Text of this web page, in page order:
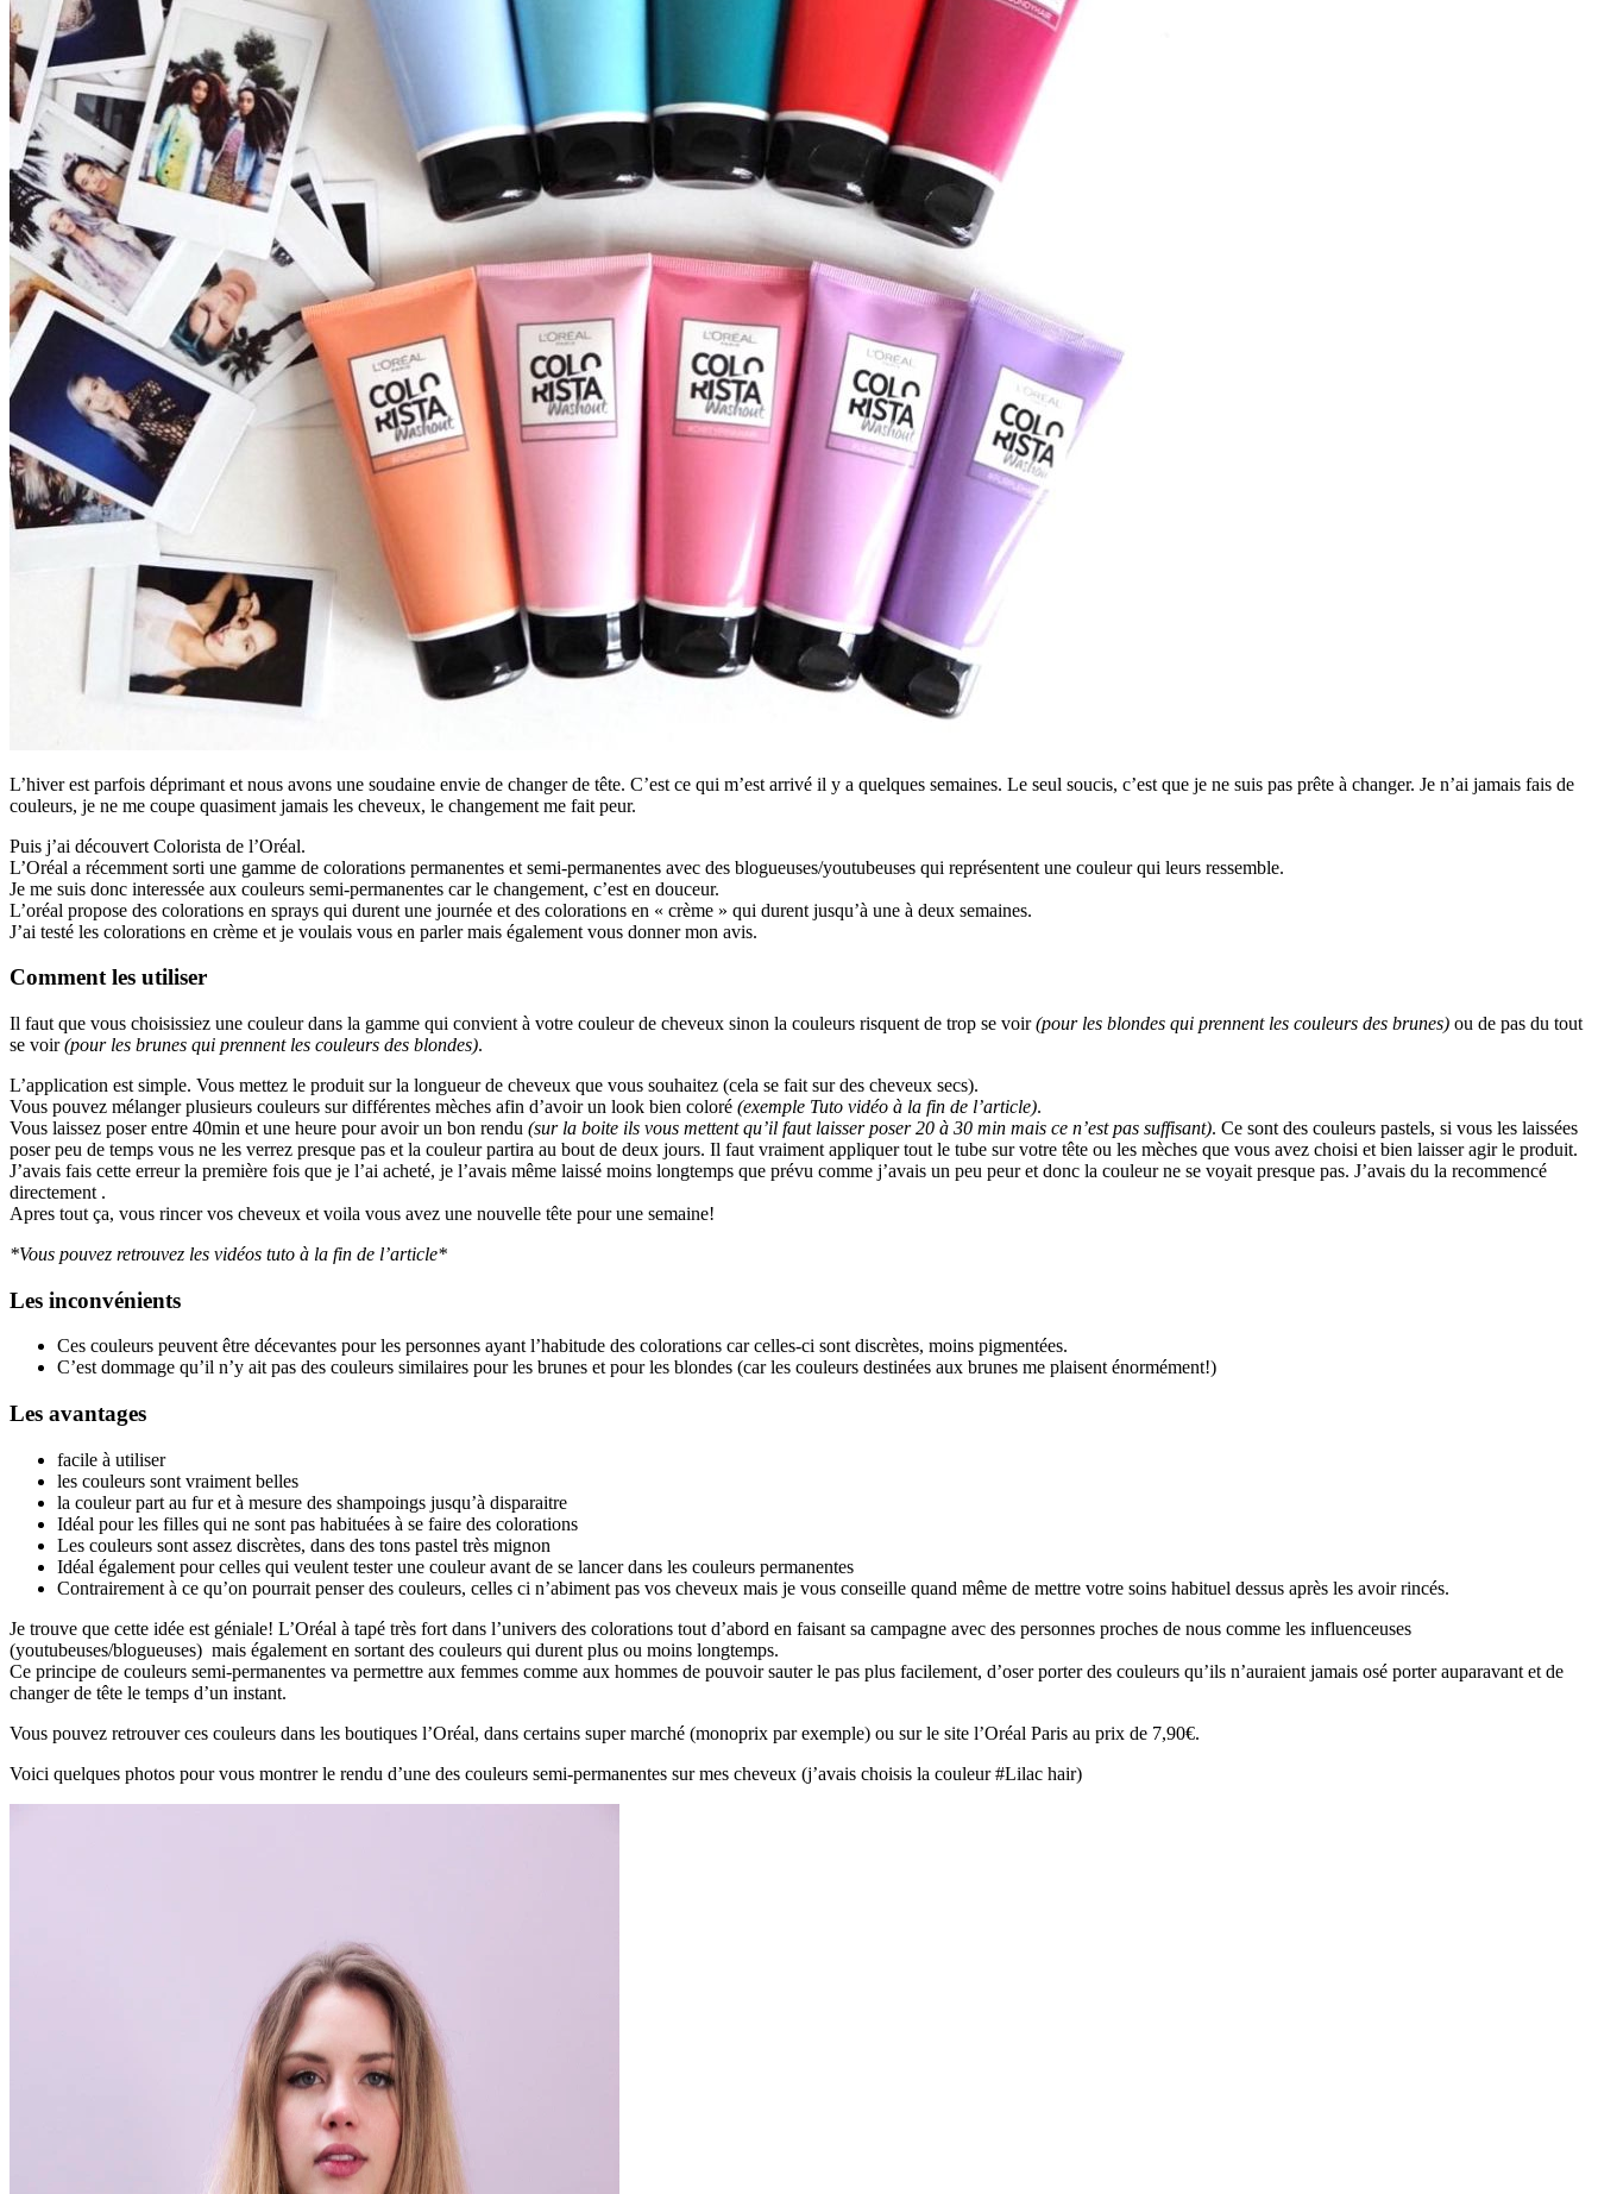
L’hiver est parfois déprimant et nous avons une soudaine envie de changer de tête. C’est ce qui m’est arrivé il y a quelques semaines. Le seul soucis, c’est que je ne suis pas prête à changer. Je n’ai jamais fais de
couleurs, je ne me coupe quasiment jamais les cheveux, le changement me fait peur.
Puis j’ai découvert Colorista de l’Oréal.
L’Oréal a récemment sorti une gamme de colorations permanentes et semi-permanentes avec des blogueuses/youtubeuses qui représentent une couleur qui leurs ressemble.
Je me suis donc interessée aux couleurs semi-permanentes car le changement, c’est en douceur.
L’oréal propose des colorations en sprays qui durent une journée et des colorations en « crème » qui durent jusqu’à une à deux semaines.
J’ai testé les colorations en crème et je voulais vous en parler mais également vous donner mon avis.
Comment les utiliser
Il faut que vous choisissiez une couleur dans la gamme qui convient à votre couleur de cheveux sinon la couleurs risquent de trop se voir(pour les blondes qui prennent les couleurs des brunes) ou de pas du tout
se voir(pour les brunes qui prennent les couleurs des blondes).
L’application est simple. Vous mettez le produit sur la longueur de cheveux que vous souhaitez (cela se fait sur des cheveux secs).
Vous pouvez mélanger plusieurs couleurs sur différentes mèches afin d’avoir un look bien coloré (exemple Tuto vidéo à la fin de l’article).
Vous laissez poser entre 40min et une heure pour avoir un bon rendu (sur la boite ils vous mettent qu’il faut laisser poser 20 à 30 min mais ce n’est pas suffisant). Ce sont des couleurs pastels, si vous les laissées
poser peu de temps vous ne les verrez presque pas et la couleur partira au bout de deux jours. Il faut vraiment appliquer tout le tube sur votre tête ou les mèches que vous avez choisi et bien laisser agir le produit.
J’avais fais cette erreur la première fois que je l’ai acheté, je l’avais même laissé moins longtemps que prévu comme j’avais un peu peur et donc la couleur ne se voyait presque pas. J’avais du la recommencé
directement .
Apres tout ça, vous rincer vos cheveux et voila vous avez une nouvelle tête pour une semaine!
*Vous pouvez retrouvez les vidéos tuto à la fin de l’article*
Les inconvénients
Ces couleurs peuvent être décevantes pour les personnes ayant l’habitude des colorations car celles-ci sont discrètes, moins pigmentées.
C’est dommage qu’il n’y ait pas des couleurs similaires pour les brunes et pour les blondes (car les couleurs destinées aux brunes me plaisent énormément!)
Les avantages
facile à utiliser
les couleurs sont vraiment belles
la couleur part au fur et à mesure des shampoings jusqu’à disparaitre
Idéal pour les filles qui ne sont pas habituées à se faire des colorations
Les couleurs sont assez discrètes, dans des tons pastel très mignon
Idéal également pour celles qui veulent tester une couleur avant de se lancer dans les couleurs permanentes
Contrairement à ce qu’on pourrait penser des couleurs, celles ci n’abiment pas vos cheveux mais je vous conseille quand même de mettre votre soins habituel dessus après les avoir rincés.
Je trouve que cette idée est géniale! L’Oréal à tapé très fort dans l’univers des colorations tout d’abord en faisant sa campagne avec des personnes proches de nous comme les influenceuses
(youtubeuses/blogueuses) mais également en sortant des couleurs qui durent plus ou moins longtemps.
Ce principe de couleurs semi-permanentes va permettre aux femmes comme aux hommes de pouvoir sauter le pas plus facilement, d’oser porter des couleurs qu’ils n’auraient jamais osé porter auparavant et de
changer de tête le temps d’un instant.
Vous pouvez retrouver ces couleurs dans les boutiques l’Oréal, dans certains super marché (monoprix par exemple) ou sur le site l’Oréal Paris au prix de 7,90€.
Voici quelques photos pour vous montrer le rendu d’une des couleurs semi-permanentes sur mes cheveux (j’avais choisis la couleur #Lilac hair)